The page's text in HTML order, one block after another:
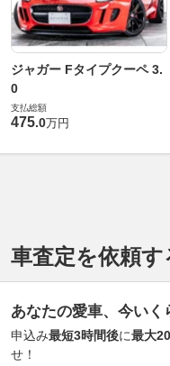
ジャガー Fタイプクーペ 3.
0
支払総額
475.0万円
車査定を依頼す
あなたの愛車、今いく
申込み最短3時間後に最大
せ！